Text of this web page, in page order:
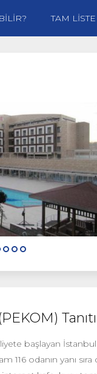
TAM LİSTE
başlayan
116 odanın yanı